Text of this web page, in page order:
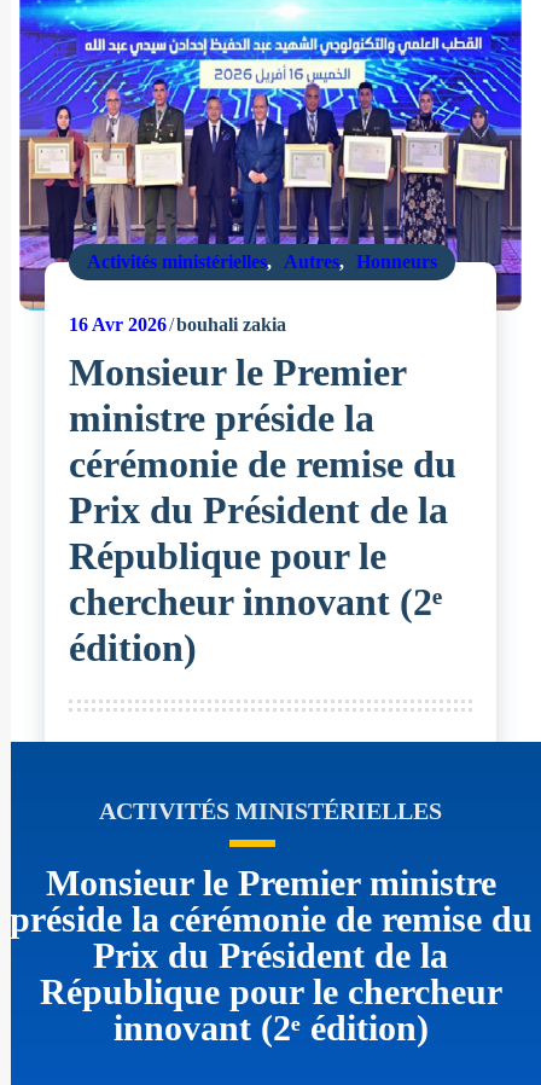
Activités ministérielles, Autres, Honneurs
16Avr 2026 bouhali zakia
Monsieur le Premier
ministre préside la
cérémonie de remise du
Prix du Président de la
République pour le
chercheur innovant (2ᵉ
édition)
ACTIVITÉS MINISTÉRIELLES
Monsieur le Premier ministre
préside la cérémonie de remise du
Prix du Président de la
République pour le chercheur
innovant (2ᵉ édition)